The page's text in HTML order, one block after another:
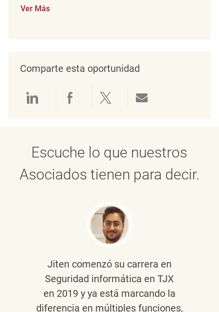
Ver Más
Comparte esta oportunidad
Compartir a través de LinkedIn
Compartir a través de
Compartir a través
Escuche lo que nuestros
Asociados tienen para decir.
Jiten comenzó su carrera en
Seguridad informática en TJX
en 2019 y ya está marcando la
diferencia en múltiples funciones,